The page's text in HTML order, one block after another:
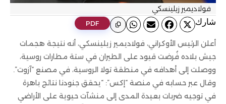
فولاديمير زيلينسكي
ﺷﺎرك PDF
أعلن الرئيس الأوكراني، فولاديمير زيلينسكي، أنه نتيجة هجمات
جيش بلاده فُرضت قيود على الطيران في ستة مطارات روسية،
ووصلت إلى أهدافه في منطقة تولا الروسية، في مصنع “آزوت”.
وقال عبر حسابه في منصة “إكس”: “يحقق جنودنا نتائج باهرة
في توجيه ضربات بعيدة المدى إلى منشآت حيوية على الأراضي